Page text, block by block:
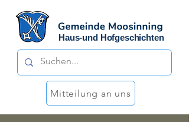
Haus-und Hofgeschichten
Mitteilung an uns